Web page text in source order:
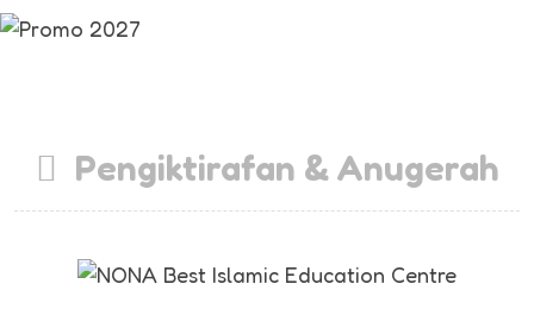
Pengiktirafan & Anugerah